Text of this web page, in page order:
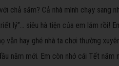
chả sắm? Cả nhà mình chạy sang
lý”… siêu hà tiện của em lắm rồi!
vẫn hay ghé nhà ta chơi thường
năm mới. Em còn nhớ cái Tết năm